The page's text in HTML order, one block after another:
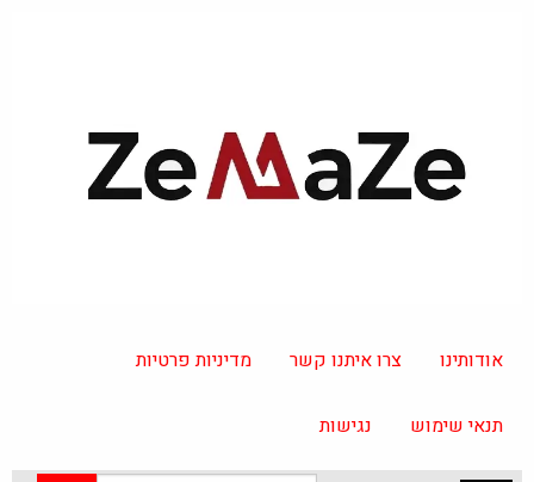
אודותינו צרו איתנו קשר מדיניות פרטיות
תנאי שימוש נגישות